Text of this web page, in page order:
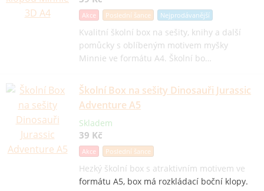
Akce Poslední šance Nejprodávanější
Kvalitní školní box na sešity, knihy a další
pomůcky s oblíbeným motivem myšky
Minnie ve formátu A4. Školní bo…
Školní Box na sešity Dinosauři Jurassic
Adventure A5
Skladem
39 Kč
Akce Poslední šance
Hezký školní box s atraktivním motivem ve
formátu A5, box má rozkládací boční klopy.